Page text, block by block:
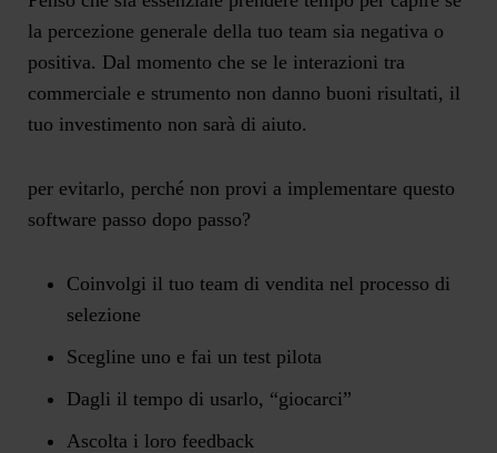
la percezione generale della tuo team sia negativa o
positiva. Dal momento che se le interazioni tra
commerciale e strumento non danno buoni risultati, il
tuo investimento non sarà di aiuto.
per evitarlo, perché non provi a implementare questo
software passo dopo passo?
Coinvolgi il tuo team di vendita nel processo di
selezione
Scegline uno e fai un test pilota
Dagli il tempo di usarlo, “giocarci”
Ascolta i loro feedback